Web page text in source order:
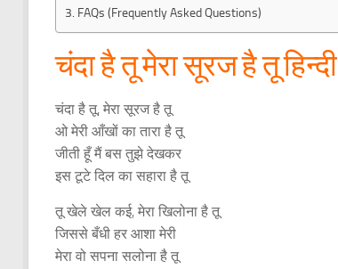
FAQs (Frequently Asked Questions)
चंदा है तू मेरा सूरज है तू
चंदा है तू, मेरा सूरज है तू
ओ मेरी आँखों का तारा है तू
जीती हूँ मैं बस तुझे देखकर
इस टूटे दिल का सहारा है तू
तू खेले खेल कई, मेरा खिलोना है तू
जिससे बँधी हर आशा मेरी
मेरा वो सपना सलोना है तू